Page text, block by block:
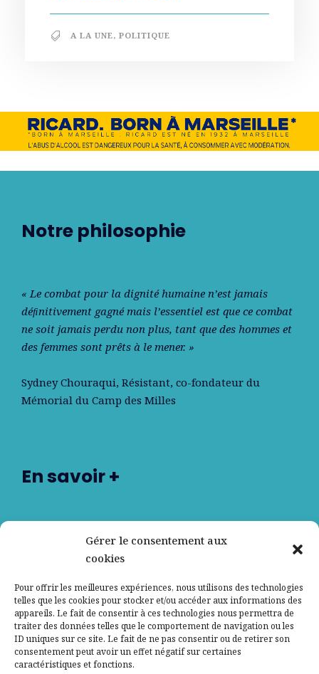
Gérer le consentement aux
cookies
Pour offrir les meilleures expériences, nous utilisons des technologies
telles que les cookies pour stocker et/ou accéder aux informations des
appareils. Le fait de consentir à ces technologies nous permettra de
traiter des données telles que le comportement de navigation ou les
ID uniques sur ce site. Le fait de ne pas consentir ou de retirer son
consentement peut avoir un effet négatif sur certaines
caractéristiques et fonctions.
A LA UNE, POLITIQUE
Notre philosophie
« Le combat pour la dignité humaine n’est jamais
déﬁnitivement gagné mais l’essentiel est que ce combat
ne soit jamais perdu non plus, tant que des hommes et
des femmes sont prêts à le mener. »
Sydney Chouraqui, Résistant, co-fondateur du
Mémorial du Camp des Milles
En savoir +
Nos partenaires
Contactez-nous
Mentions légales